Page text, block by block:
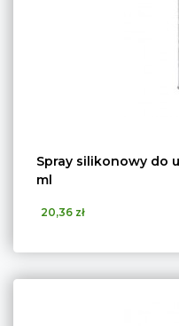
Spray silikonowy do
ml
20,36 zł